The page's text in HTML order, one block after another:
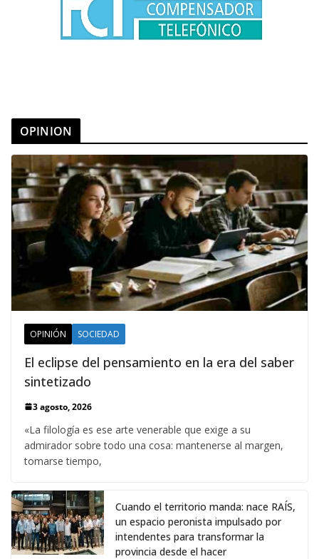
OPINION
OPINIÓN SOCIEDAD
El eclipse del pensamiento en la era del saber
sintetizado
3 agosto, 2026
«La filología es ese arte venerable que exige a su
admirador sobre todo una cosa: mantenerse al margen,
tomarse tiempo,
Cuando el territorio manda: nace RAÍS,
un espacio peronista impulsado por
intendentes para transformar la
provincia desde el hacer